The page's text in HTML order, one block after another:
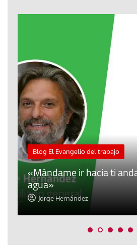
Blog El Evangelio del trabajo
«Mándame ir hacia ti
agua»
Jorge Hernández